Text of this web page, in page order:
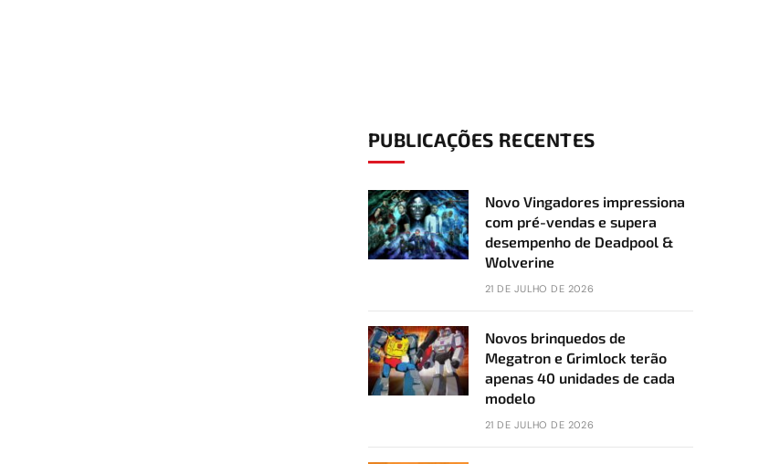
PUBLICAÇÕES RECENTES
Novo Vingadores impressiona
com pré-vendas e supera
desempenho de Deadpool &
Wolverine
21 DE JULHO DE 2026
Novos brinquedos de
Megatron e Grimlock terão
apenas 40 unidades de cada
modelo
21 DE JULHO DE 2026